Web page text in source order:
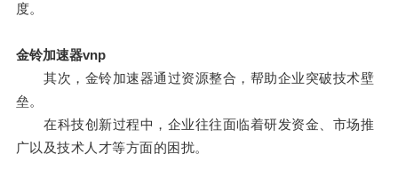
度。
金铃加速器vnp
其次，金铃加速器通过资源整合，帮助企业突破技术壁
垒。
在科技创新过程中，企业往往面临着研发资金、市场推
广以及技术人才等方面的困扰。